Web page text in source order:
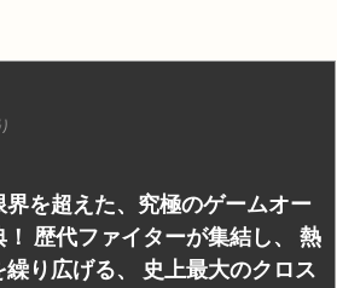
界を超えた、究極のゲームオー
歴代ファイターが集結し、 熱
り広げる、 史上最大のクロス